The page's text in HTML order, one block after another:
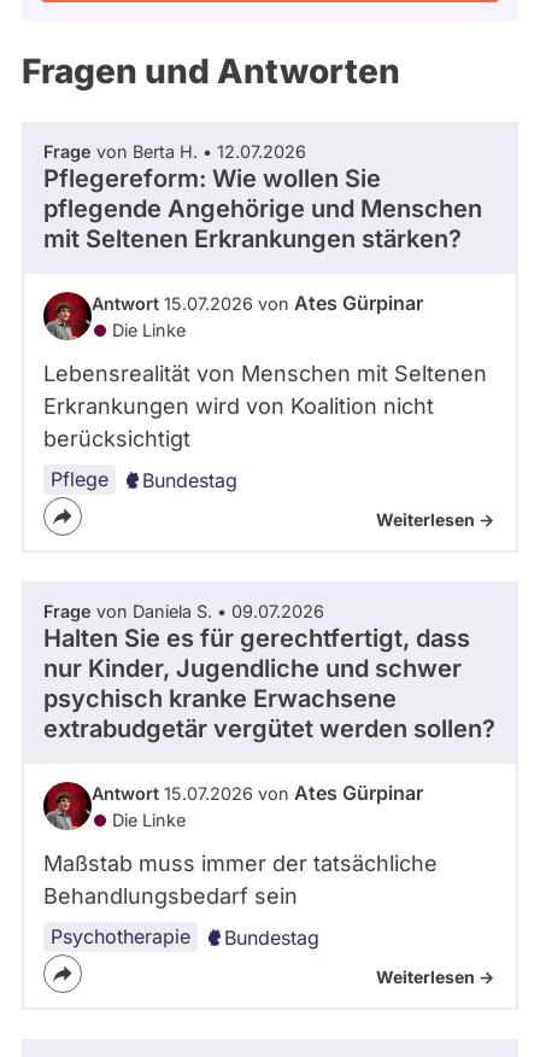
Mandaten
werden
Fragen und Antworten
Frage von Berta H. • 12.07.2026
Pflegereform: Wie wollen Sie
pflegende Angehörige und Menschen
mit Seltenen Erkrankungen stärken?
Antwort 15.07.2026 von Ates Gürpinar
Die Linke
Lebensrealität von Menschen mit Seltenen
Erkrankungen wird von Koalition nicht
berücksichtigt
Pflege Bundestag
Weiterlesen ->
Frage von Daniela S. • 09.07.2026
Halten Sie es für gerechtfertigt, dass
nur Kinder, Jugendliche und schwer
psychisch kranke Erwachsene
extrabudgetär vergütet werden sollen?
Antwort 15.07.2026 von Ates Gürpinar
Die Linke
Maßstab muss immer der tatsächliche
Behandlungsbedarf sein
Psychotherapie Bundestag
Weiterlesen ->